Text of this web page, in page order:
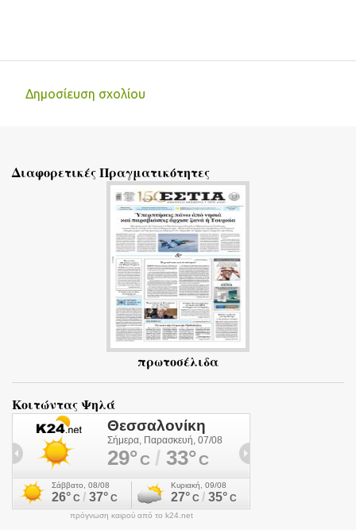
λ
Δημοσίευση σχολίου
Διαφορετικές Πραγματικότητες
πρωτοσέλιδα
Κοιτώντας Ψηλά
πρόγνωση καιρού από το k24.net